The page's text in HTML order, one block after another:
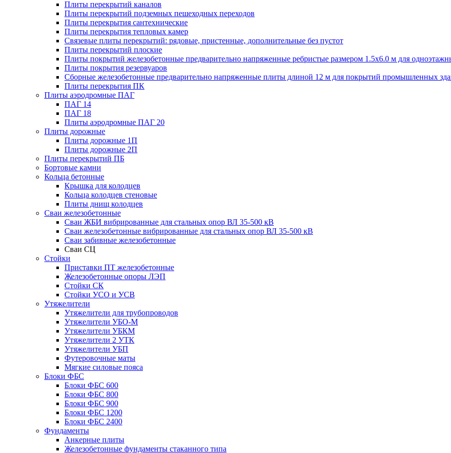
Плиты перекрытий каналов
Плиты перекрытий подземных пешеходных переходов
Плиты перекрытия сантехнические
Плиты перекрытия тепловых камер
Связевые плиты перекрытий: рядовые, пристенные, дополнительные без пустот
Плиты перекрытий плоские
Плиты покрытий железобетонные предварительно напряженные ребристые размером 1.5х6.0 м для
Плиты покрытия резервуаров
Сборные железобетонные предварительно напряженные плиты длиной 12 м для покрытий промышленных
Плиты перекрытия ПК
Плиты аэродромные ПАГ
ПАГ 14
ПАГ 18
Плиты аэродромные ПАГ 20
Плиты дорожные
Плиты дорожные 1П
Плиты дорожные 2П
Плиты перекрытий ПБ
Бортовые камни
Кольца бетонные
Крышка для колодцев
Кольца колодцев стеновые
Плиты днищ колодцев
Сваи железобетонные
Сваи ЖБИ вибрированные для стальных опор ВЛ 35-500 кВ
Сваи железобетонные вибрированные для стальных опор ВЛ 35-500 кВ
Сваи забивные железобетонные
Сваи СЦ
Стойки
Приставки ПТ железобетонные
Железобетонные опоры ЛЭП
Стойки СК
Стойки УСО и УСВ
Утяжелители
Утяжелители для трубопроводов
Утяжелители УБО-М
Утяжелители УБКМ
Утяжелители 2 УТК
Утяжелители УБП
Футеровочные маты
Мягкие силовые пояса
Блоки ФБС
Блоки ФБС 600
Блоки ФБС 800
Блоки ФБС 900
Блоки ФБС 1200
Блоки ФБС 2400
Фундаменты
Анкерные плиты
Железобетонные фундаменты стаканного типа